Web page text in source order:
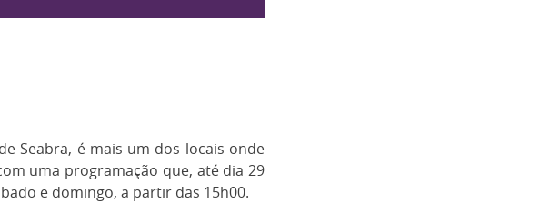
Seabra, é mais um dos locais onde
uma programação que, até dia 29
e domingo, a partir das 15h00.